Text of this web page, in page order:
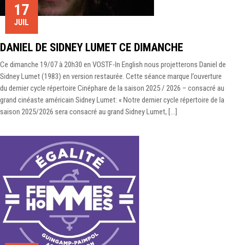
17
JUIL
DANIEL DE SIDNEY LUMET CE DIMANCHE
Ce dimanche 19/07 à 20h30 en VOSTF-In English nous projetterons Daniel de
Sidney Lumet (1983) en version restaurée. Cette séance marque l’ouverture
du dernier cycle répertoire Cinéphare de la saison 2025 / 2026 – consacré au
grand cinéaste américain Sidney Lumet: « Notre dernier cycle répertoire de la
saison 2025/2026 sera consacré au grand Sidney Lumet, […]